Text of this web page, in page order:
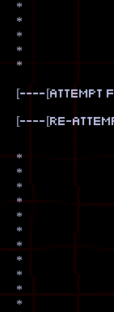
*
*
*
*
*
[----[attempt
[----[re-
*
*
*
*
*
*
*
*
*
*
*